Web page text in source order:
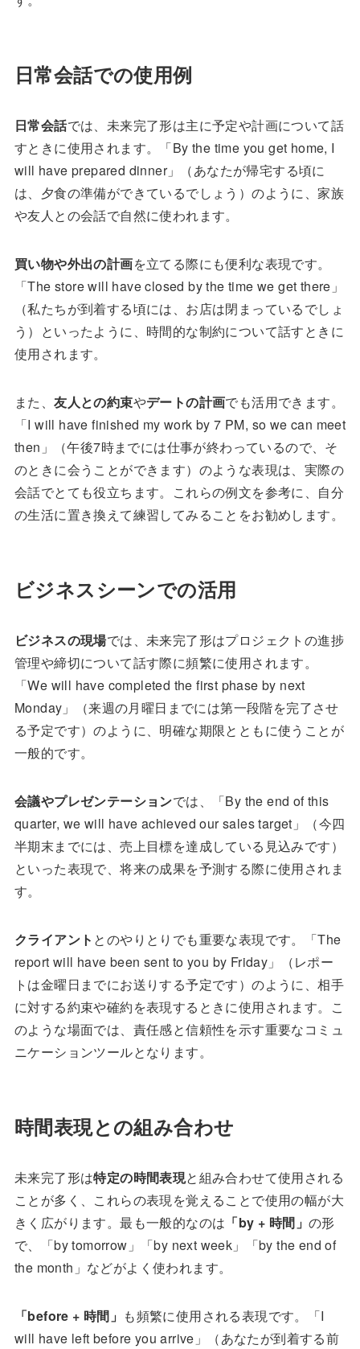
日常会話での使用例
日常会話では、未来完了形は主に予定や計画について話
すときに使用されます。「By the time you get home, I
will have prepared dinner」（あなたが帰宅する頃に
は、夕食の準備ができているでしょう）のように、家族
や友人との会話で自然に使われます。
買い物や外出の計画を立てる際にも便利な表現です。
「The store will have closed by the time we get there」
（私たちが到着する頃には、お店は閉まっているでしょ
う）といったように、時間的な制約について話すときに
使用されます。
また、友人との約束やデートの計画でも活用できます。
「I will have finished my work by 7 PM, so we can meet
then」（午後7時までには仕事が終わっているので、そ
のときに会うことができます）のような表現は、実際の
会話でとても役立ちます。これらの例文を参考に、自分
の生活に置き換えて練習してみることをお勧めします。
ビジネスシーンでの活用
ビジネスの現場では、未来完了形はプロジェクトの進捗
管理や締切について話す際に頻繁に使用されます。
「We will have completed the first phase by next
Monday」（来週の月曜日までには第一段階を完了させ
る予定です）のように、明確な期限とともに使うことが
一般的です。
会議やプレゼンテーションでは、「By the end of this
quarter, we will have achieved our sales target」（今四
半期末までには、売上目標を達成している見込みです）
といった表現で、将来の成果を予測する際に使用されま
す。
クライアント とのやりとりでも重要な表現です。「The
report will have been sent to you by Friday」（レポー
トは金曜日までにお送りする予定です）のように、相手
に対する約束や確約を表現するときに使用されます。こ
のような場面では、責任感と信頼性を示す重要なコミュ
ニケーションツールとなります。
時間表現との組み合わせ
未来完了形は特定の時間表現と組み合わせて使用される
ことが多く、これらの表現を覚えることで使用の幅が大
きく広がります。最も一般的なのは 「by + 時間」 の形
で、「by tomorrow」「by next week」「by the end of
the month」などがよく使われます。
「before + 時間」 も頻繁に使用される表現です。「I
will have left before you arrive」（あなたが到着する前